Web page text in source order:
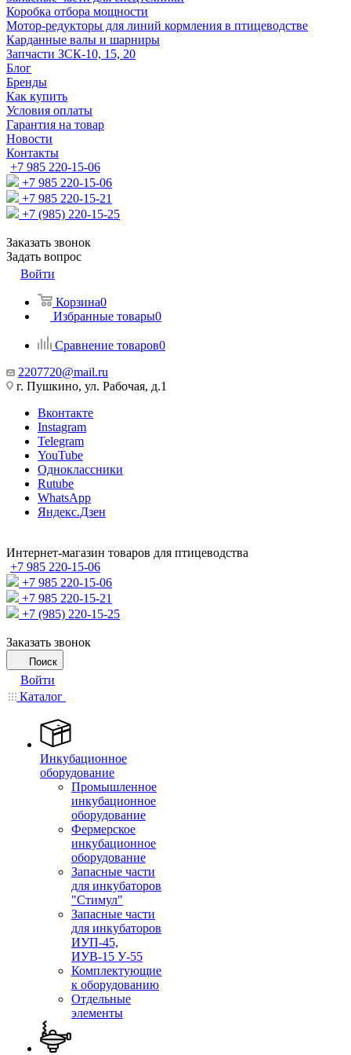
Коробка отбора мощности
Мотор-редукторы для линий кормления в птицеводстве
Карданные валы и шарниры
Запчасти ЗСК-10, 15, 20
Блог
Бренды
Как купить
Условия оплаты
Гарантия на товар
Новости
Контакты
+7 985 220-15-06
+7 985 220-15-06
+7 985 220-15-21
+7 (985) 220-15-25
Заказать звонок
Задать вопрос
Войти
Корзина0
Избранные товары0
Сравнение товаров0
2207720@mail.ru
г. Пушкино, ул. Рабочая, д.1
Вконтакте
Instagram
Telegram
YouTube
Одноклассники
Rutube
WhatsApp
Яндекс.Дзен
Интернет-магазин товаров для птицеводства
+7 985 220-15-06
+7 985 220-15-06
+7 985 220-15-21
+7 (985) 220-15-25
Заказать звонок
Поиск
Войти
Каталог
Инкубационное
оборудование
Промышленное
инкубационное
оборудование
Фермерское
инкубационное
оборудование
Запасные части
для инкубаторов
"Стимул"
Запасные части
для инкубаторов
ИУП-45,
ИУВ-15 У-55
Комплектующие
к оборудованию
Отдельные
элементы